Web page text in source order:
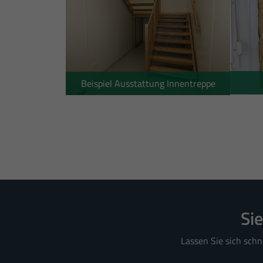
Beispiel Ausstattung Innentreppe
Lassen Sie sich